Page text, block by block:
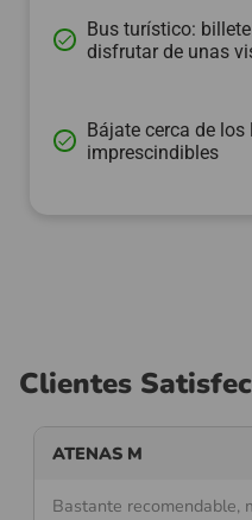
done
Bus turístico:
disfrutar de unas
done
Bájate cerca de
imprescindibles
Clientes
ATENAS M
Bastante recomendable,